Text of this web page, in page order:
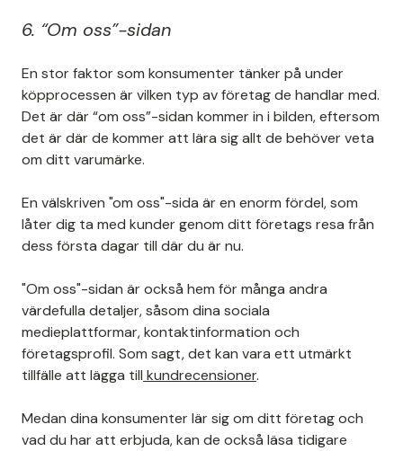
6. “Om oss”-sidan
En stor faktor som konsumenter tänker på under
köpprocessen är vilken typ av företag de handlar med.
Det är där “om oss”-sidan kommer in i bilden, eftersom
det är där de kommer att lära sig allt de behöver veta
om ditt varumärke.
En välskriven "om oss"-sida är en enorm fördel, som
låter dig ta med kunder genom ditt företags resa från
dess första dagar till där du är nu.
"Om oss"-sidan är också hem för många andra
värdefulla detaljer, såsom dina sociala
medieplattformar, kontaktinformation och
företagsprofil. Som sagt, det kan vara ett utmärkt
tillfälle att lägga till kundrecensioner.
Medan dina konsumenter lär sig om ditt företag och
vad du har att erbjuda, kan de också läsa tidigare